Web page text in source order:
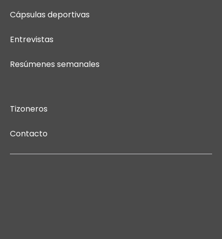
Cápsulas deportivas
Entrevistas
Resúmenes semanales
Tizoneros
Contacto